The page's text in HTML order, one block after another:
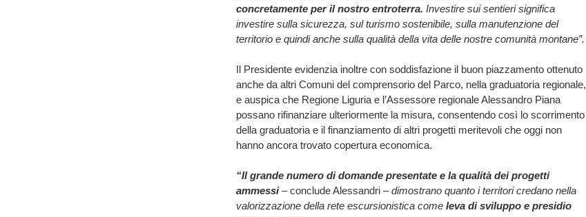
concretamente per il nostro entroterra. Investire sui sentieri significa
investire sulla sicurezza, sul turismo sostenibile, sulla manutenzione del
territorio e quindi anche sulla qualità della vita delle nostre comunità montane”.
Il Presidente evidenzia inoltre con soddisfazione il buon piazzamento ottenuto
anche da altri Comuni del comprensorio del Parco, nella graduatoria regionale,
e auspica che Regione Liguria e l’Assessore regionale Alessandro Piana
possano rifinanziare ulteriormente la misura, consentendo così lo scorrimento
della graduatoria e il finanziamento di altri progetti meritevoli che oggi non
hanno ancora trovato copertura economica.
“Il grande numero di domande presentate e la qualità dei progetti
ammessi– conclude Alessandri –dimostrano quanto i territori credano nella
valorizzazione della rete escursionistica come leva di sviluppo e presidio